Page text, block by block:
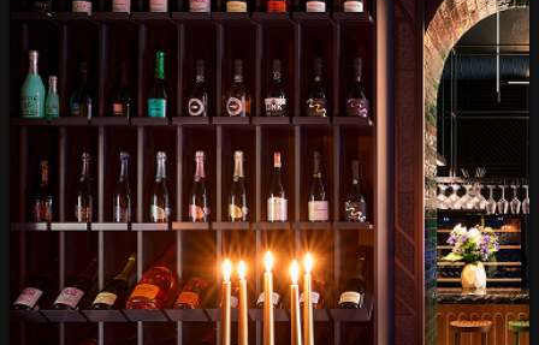
Бърза доставка за
цялата страна
Лоялна програма и
отстъпки
Пазарувай
Подаръци